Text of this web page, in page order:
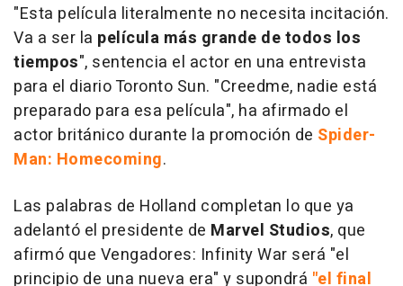
"Esta película literalmente no necesita incitación.
Va a ser la película más grande de todos los
tiempos", sentencia el actor en una entrevista
para el diario Toronto Sun. "Creedme, nadie está
preparado para esa película", ha afirmado el
actor británico durante la promoción de Spider-
Man: Homecoming.
Las palabras de Holland completan lo que ya
adelantó el presidente de Marvel Studios, que
afirmó que Vengadores: Infinity War será "el
principio de una nueva era" y supondrá "el final